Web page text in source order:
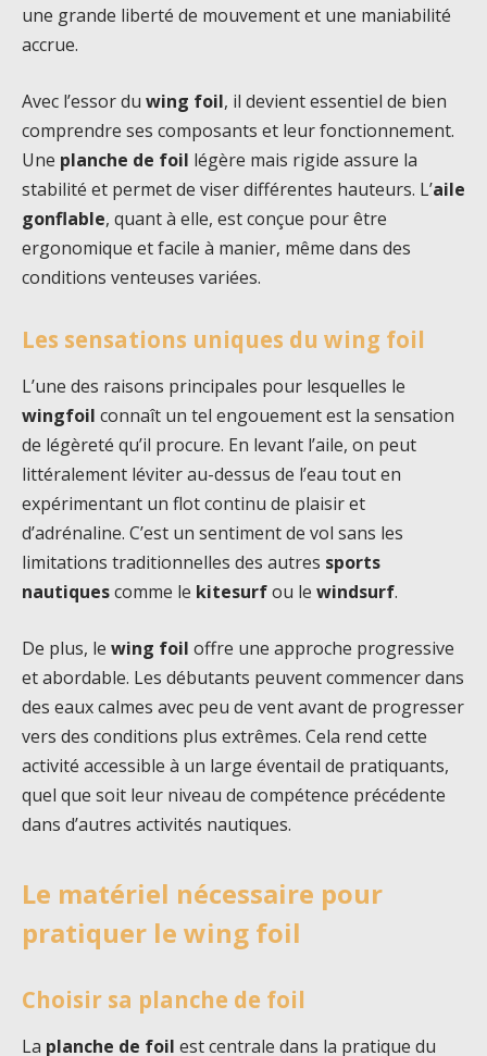
une grande liberté de mouvement et une maniabilité
accrue.
Avec l’essor du wing foil, il devient essentiel de bien
comprendre ses composants et leur fonctionnement.
Une planche de foil légère mais rigide assure la
stabilité et permet de viser différentes hauteurs. L’aile
gonflable, quant à elle, est conçue pour être
ergonomique et facile à manier, même dans des
conditions venteuses variées.
Les sensations uniques du wing foil
L’une des raisons principales pour lesquelles le
wingfoil connaît un tel engouement est la sensation
de légèreté qu’il procure. En levant l’aile, on peut
littéralement léviter au-dessus de l’eau tout en
expérimentant un flot continu de plaisir et
d’adrénaline. C’est un sentiment de vol sans les
limitations traditionnelles des autres sports
nautiquescomme le kitesurfou le windsurf.
De plus, le wing foil offre une approche progressive
et abordable. Les débutants peuvent commencer dans
des eaux calmes avec peu de vent avant de progresser
vers des conditions plus extrêmes. Cela rend cette
activité accessible à un large éventail de pratiquants,
quel que soit leur niveau de compétence précédente
dans d’autres activités nautiques.
Le matériel nécessaire pour
pratiquer le wing foil
Choisir sa planche de foil
La planche de foil est centrale dans la pratique du